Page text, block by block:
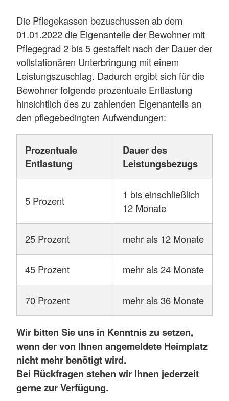
Die Pflegekassen bezuschussen ab dem
01.01.2022 die Eigenanteile der Bewohner mit
Pflegegrad 2 bis 5 gestaffelt nach der Dauer der
vollstationären Unterbringung mit einem
Leistungszuschlag. Dadurch ergibt sich für die
Bewohner folgende prozentuale Entlastung
hinsichtlich des zu zahlenden Eigenanteils an
den pflegebedingten Aufwendungen:
Prozentuale
Entlastung
Dauer des
Leistungsbezugs
5 Prozent
1 bis einschließlich
12 Monate
25 Prozent mehr als 12 Monate
45 Prozent mehr als 24 Monate
70 Prozent mehr als 36 Monate
Wir bitten Sie uns in Kenntnis zu setzen,
wenn der von Ihnen angemeldete Heimplatz
nicht mehr benötigt wird.
Bei Rückfragen stehen wir Ihnen jederzeit
gerne zur Verfügung.